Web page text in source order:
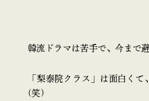
韓流ドラマは苦手で、今まで
「梨泰院クラス」は面白く
(笑)